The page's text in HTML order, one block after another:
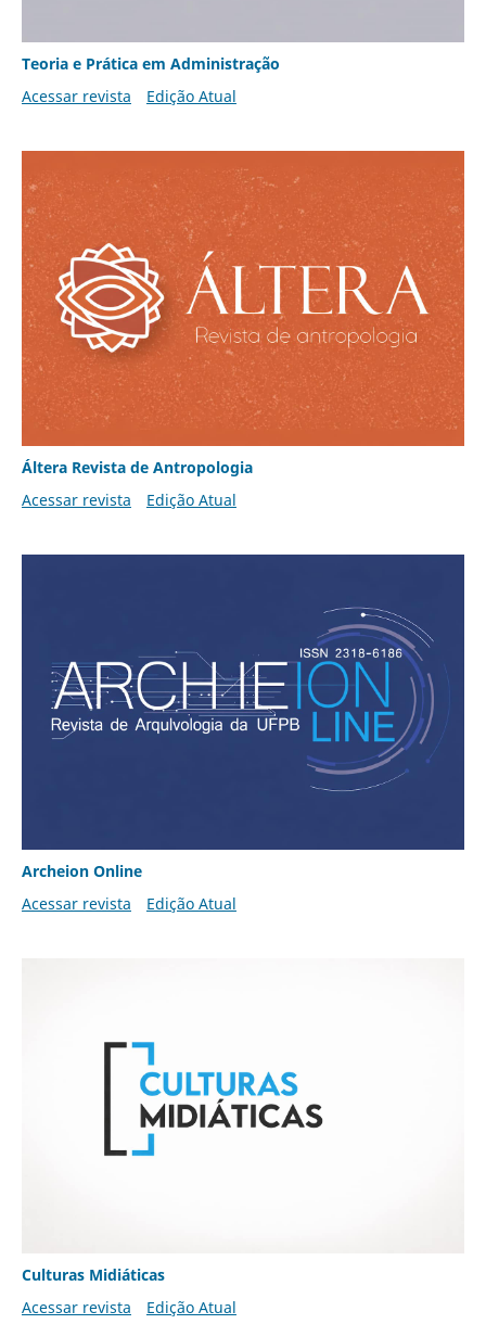
Teoria e Prática em Administração
Acessar revista
Edição Atual
Áltera Revista de Antropologia
Acessar revista
Edição Atual
Archeion Online
Acessar revista
Edição Atual
Culturas Midiáticas
Acessar revista
Edição Atual